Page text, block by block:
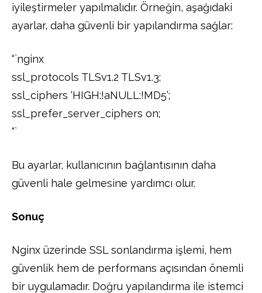
iyileştirmeler yapılmalıdır. Örneğin, aşağıdaki
ayarlar, daha güvenli bir yapılandırma sağlar:
“`nginx
ssl_protocols TLSv1.2 TLSv1.3;
ssl_ciphers ‘HIGH:!aNULL:!MD5’;
ssl_prefer_server_ciphers on;
“`
Bu ayarlar, kullanıcının bağlantısının daha
güvenli hale gelmesine yardımcı olur.
Sonuç
Nginx üzerinde SSL sonlandırma işlemi, hem
güvenlik hem de performans açısından önemli
bir uygulamadır. Doğru yapılandırma ile istemci